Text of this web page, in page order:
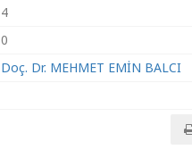
4
0
Doç. Dr. MEHMET EMİN BALCI